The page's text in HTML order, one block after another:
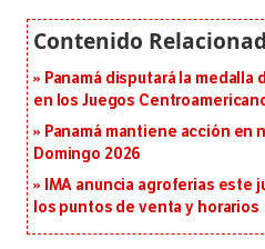
Panamá disputará la
en los Juegos
Panamá mantiene acción en
Domingo 2026
IMA anuncia agroferias este
los puntos de venta y horarios